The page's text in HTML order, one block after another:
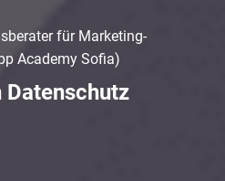
für Marketing-
Academy Sofia)
Datenschutz